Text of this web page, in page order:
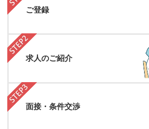
ご登録
求人のご紹介
面接・条件交渉